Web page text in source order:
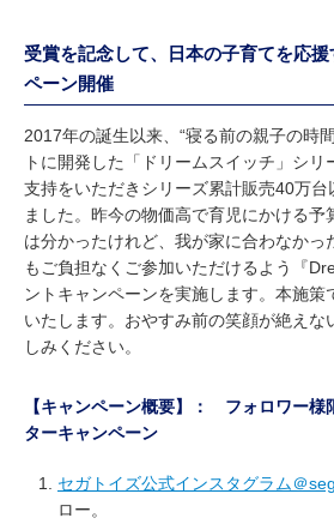
受賞を記念して、日本の子育てを応
ペーン開催
2017年の誕生以来、“寝る前の親子の時
トに開発した「ドリームスイッチ」シリ
支持をいただきシリーズ累計販売40万台
ました。昨今の物価高で育児にかける予
は分かったけれど、我が家に合わなか
もご負担なくご参加いただけるよう『
ントキャンペーンを実施します。本施策
いたします。おやすみ前の笑顔が絶えな
しみください。
【キャンペーン概要】： フォロワー様
ターキャンペーン
セガトイズ公式インスタグラム＠
ロー。